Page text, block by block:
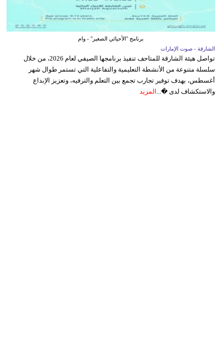
برنامج "الأحيائي الصغير" - وام
الشارقة - صوت الإمارات
تواصل هيئة الشارقة للمتاحف تنفيذ برنامجها الصيفي لعام 2026، من خلال
سلسلة متنوعة من الأنشطة التعليمية والتفاعلية التي تستمر طوال شهر
أغسطس، بهدف توفير تجارب تجمع بين التعلم والترفيه، وتعزيز الإبداع
والاستكشاف لدى �... المزيد